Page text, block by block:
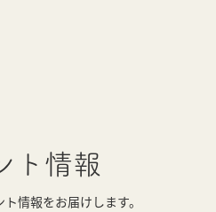
ト情報
情報をお届けします。